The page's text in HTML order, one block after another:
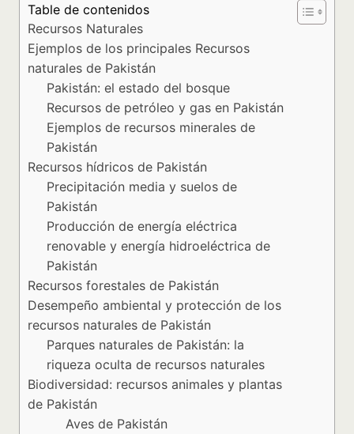
Table de contenidos
Recursos Naturales
Ejemplos de los principales Recursos
naturales de Pakistán
Pakistán: el estado del bosque
Recursos de petróleo y gas en Pakistán
Ejemplos de recursos minerales de
Pakistán
Recursos hídricos de Pakistán
Precipitación media y suelos de
Pakistán
Producción de energía eléctrica
renovable y energía hidroeléctrica de
Pakistán
Recursos forestales de Pakistán
Desempeño ambiental y protección de los
recursos naturales de Pakistán
Parques naturales de Pakistán: la
riqueza oculta de recursos naturales
Biodiversidad: recursos animales y plantas
de Pakistán
Aves de Pakistán